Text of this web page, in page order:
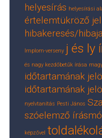
helyesírás helyesírási
értelemtükröző
hibakeresés/
Implom-verseny j és ly
és nagy kezdőbetűk írása
időtartamának
időtartamának
nyelvtanítás Pesti János
szóelemző
képzővel